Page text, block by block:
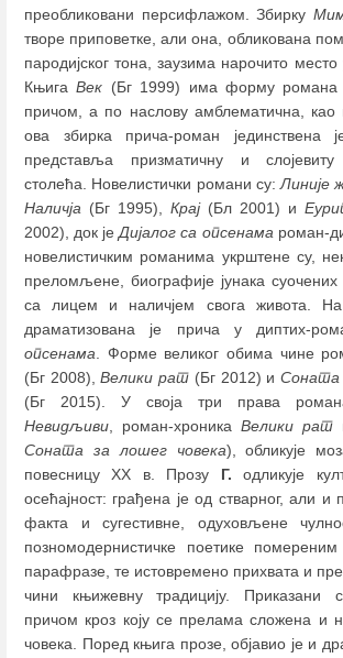
преобликовани персифлажом. Збирку
творе приповетке, али она, обликована
пародијског тона, заузима нарочито
КњигаВек (Бг 1999) има форму романа
причом, а по наслову амблематична, као
ова збирка прича-роман
представља призматичну и
столећа. Новелистички романи су:Линије
Наличја (Бг 1995), Крај(Бл 2001) и
2002), док јеДијалог са опсенамароман-
новелистичким романима укрштене су,
преломљене, биографије јунака
са лицем и наличјем свога живота. На
драматизована је прича у диптих-
опсенама. Форме великог обима чине
(Бг 2008),Велики рат (Бг 2012) и Соната
(Бг 2015). У своја три права
Невидљиви, роман-хроника Велики рат
Соната за лошег човека), обликује
повесницу XX в. Прозу Г. одликује
осећајност: грађена је од стварног, али и
факта и сугестивне, одуховљене
позномодернистичке поетике
парафразе, те истовремено прихвата и
чини књижевну традицију. Приказани
причом кроз коју се прелама сложена и
човека. Поред књига прозе, објавио је и